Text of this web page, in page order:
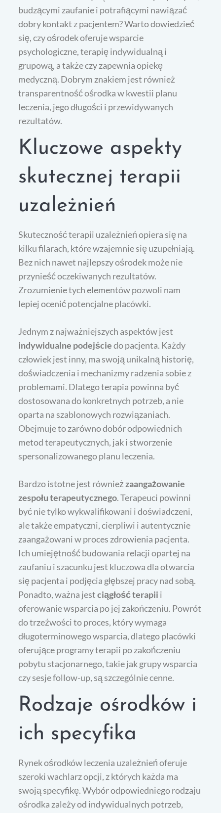
budzącymi zaufanie i potrafiącymi nawiązać
dobry kontakt z pacjentem? Warto dowiedzieć
się, czy ośrodek oferuje wsparcie
psychologiczne, terapię indywidualną i
grupową, a także czy zapewnia opiekę
medyczną. Dobrym znakiem jest również
transparentność ośrodka w kwestii planu
leczenia, jego długości i przewidywanych
rezultatów.
Kluczowe aspekty
skutecznej terapii
uzależnień
Skuteczność terapii uzależnień opiera się na
kilku filarach, które wzajemnie się uzupełniają.
Bez nich nawet najlepszy ośrodek może nie
przynieść oczekiwanych rezultatów.
Zrozumienie tych elementów pozwoli nam
lepiej ocenić potencjalne placówki.
Jednym z najważniejszych aspektów jest
indywidualne podejściedo pacjenta. Każdy
człowiek jest inny, ma swoją unikalną historię,
doświadczenia i mechanizmy radzenia sobie z
problemami. Dlatego terapia powinna być
dostosowana do konkretnych potrzeb, a nie
oparta na szablonowych rozwiązaniach.
Obejmuje to zarówno dobór odpowiednich
metod terapeutycznych, jak i stworzenie
spersonalizowanego planu leczenia.
Bardzo istotne jest również zaangażowanie
zespołu terapeutycznego. Terapeuci powinni
być nie tylko wykwalifikowani i doświadczeni,
ale także empatyczni, cierpliwi i autentycznie
zaangażowani w proces zdrowienia pacjenta.
Ich umiejętność budowania relacji opartej na
zaufaniu i szacunku jest kluczowa dla otwarcia
się pacjenta i podjęcia głębszej pracy nad sobą.
Ponadto, ważna jestciągłość terapii i
oferowanie wsparcia po jej zakończeniu. Powrót
do trzeźwości to proces, który wymaga
długoterminowego wsparcia, dlatego placówki
oferujące programy terapii po zakończeniu
pobytu stacjonarnego, takie jak grupy wsparcia
czy sesje follow-up, są szczególnie cenne.
Rodzaje ośrodków i
ich specyfika
Rynek ośrodków leczenia uzależnień oferuje
szeroki wachlarz opcji, z których każda ma
swoją specyfikę. Wybór odpowiedniego rodzaju
ośrodka zależy od indywidualnych potrzeb,